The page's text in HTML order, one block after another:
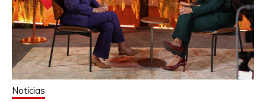
Noticias